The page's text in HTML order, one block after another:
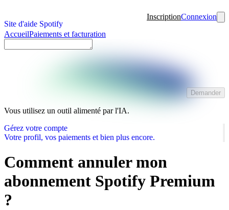
Site d'aide Spotify
InscriptionConnexion
AccueilPaiements et facturation
Demander
Vous utilisez un outil alimenté par l'IA.
Gérez votre compte
Votre profil, vos paiements et bien plus encore.
Comment annuler mon
abonnement Spotify Premium
?